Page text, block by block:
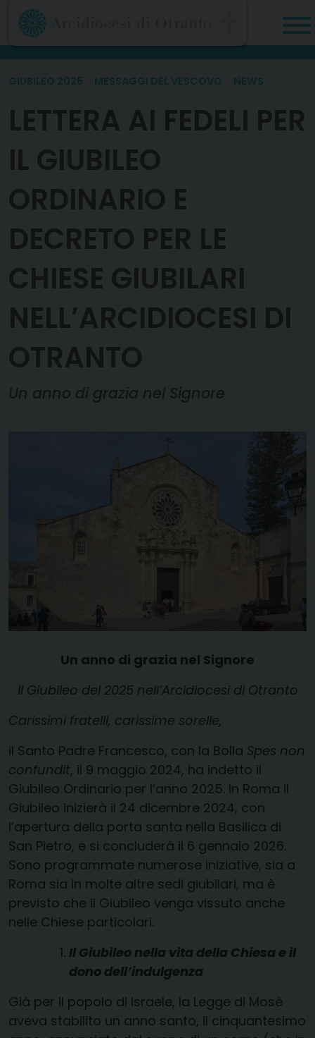
Skip
content
GIUBILEO 2025 MESSAGGI DEL VESCOVO NEWS
LETTERA AI FEDELI PER
IL GIUBILEO
ORDINARIO E
DECRETO PER LE
CHIESE GIUBILARI
NELL’ARCIDIOCESI DI
OTRANTO
Un anno di grazia nel Signore
Un anno di grazia nel Signore
Il Giubileo del 2025 nell’Arcidiocesi di Otranto
Carissimi fratelli, carissime sorelle,
il Santo Padre Francesco, con la Bolla Spes non
confundit, il 9 maggio 2024, ha indetto il
Giubileo Ordinario per l’anno 2025. In Roma il
Giubileo inizierà il 24 dicembre 2024, con
l’apertura della porta santa nella Basilica di
San Pietro, e si concluderà il 6 gennaio 2026.
Sono programmate numerose iniziative, sia a
Roma sia in molte altre sedi giubilari, ma è
previsto che il Giubileo venga vissuto anche
nelle Chiese particolari.
Il Giubileo nella vita della Chiesa e il
dono dell’indulgenza
Già per il popolo di Israele, la Legge di Mosè
aveva stabilito un anno santo, il cinquantesimo